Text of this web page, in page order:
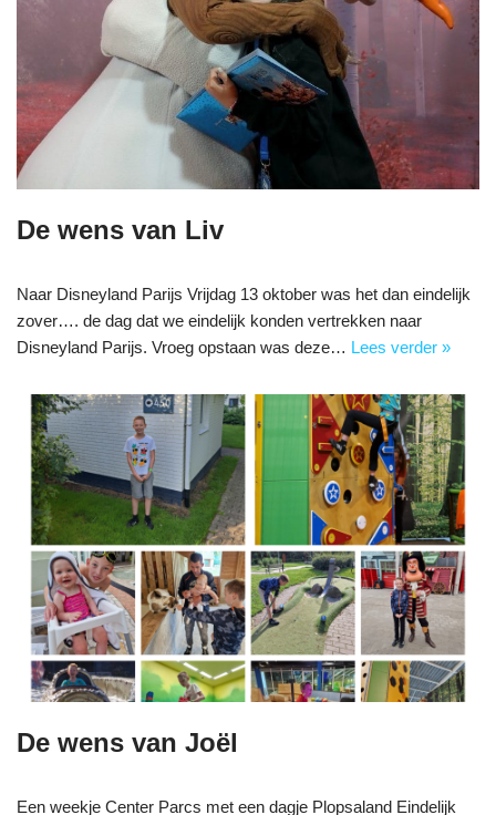
De wens van Liv
Naar Disneyland Parijs Vrijdag 13 oktober was het dan eindelijk
zover…. de dag dat we eindelijk konden vertrekken naar
Disneyland Parijs. Vroeg opstaan was deze… Lees verder »
De wens van Joël
Een weekje Center Parcs met een dagje Plopsaland Eindelijk